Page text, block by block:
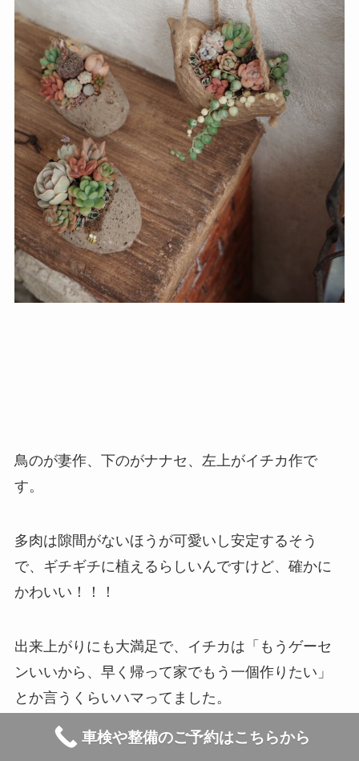
鳥のが妻作、下のがナナセ、左上がイチカ作で
す。
多肉は隙間がないほうが可愛いし安定するそう
で、ギチギチに植えるらしいんですけど、確かに
かわいい！！！
出来上がりにも大満足で、イチカは「もうゲーセ
ンいいから、早く帰って家でもう一個作りたい」
とか言うくらいハマってました。
（家で作る分の多肉と鉢、ダイソーでピンセット
車検や整備のご予約はこちらから